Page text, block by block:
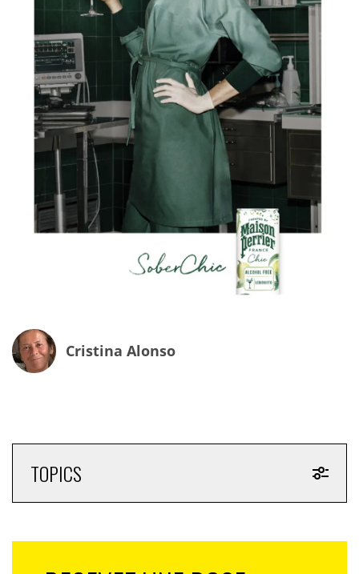
Cristina Alonso
TOPICS